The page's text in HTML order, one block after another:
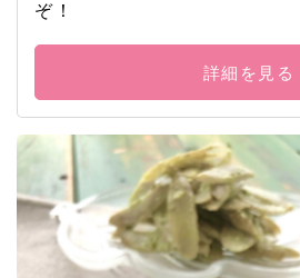
ぞ！
詳細を見る